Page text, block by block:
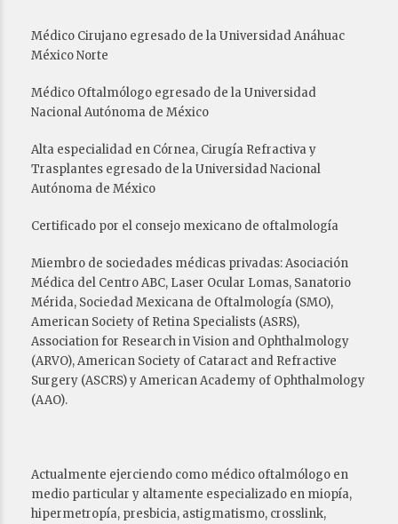
Médico Cirujano egresado de la Universidad Anáhuac
México Norte
Médico Oftalmólogo egresado de la Universidad
Nacional Autónoma de México
Alta especialidad en Córnea, Cirugía Refractiva y
Trasplantes egresado de la Universidad Nacional
Autónoma de México
Certificado por el consejo mexicano de oftalmología
Miembro de sociedades médicas privadas: Asociación
Médica del Centro ABC, Laser Ocular Lomas, Sanatorio
Mérida, Sociedad Mexicana de Oftalmología (SMO),
American Society of Retina Specialists (ASRS),
Association for Research in Vision and Ophthalmology
(ARVO), American Society of Cataract and Refractive
Surgery (ASCRS) y American Academy of Ophthalmology
(AAO).
Actualmente ejerciendo como médico oftalmólogo en
medio particular y altamente especializado en miopía,
hipermetropía, presbicia, astigmatismo, crosslink,